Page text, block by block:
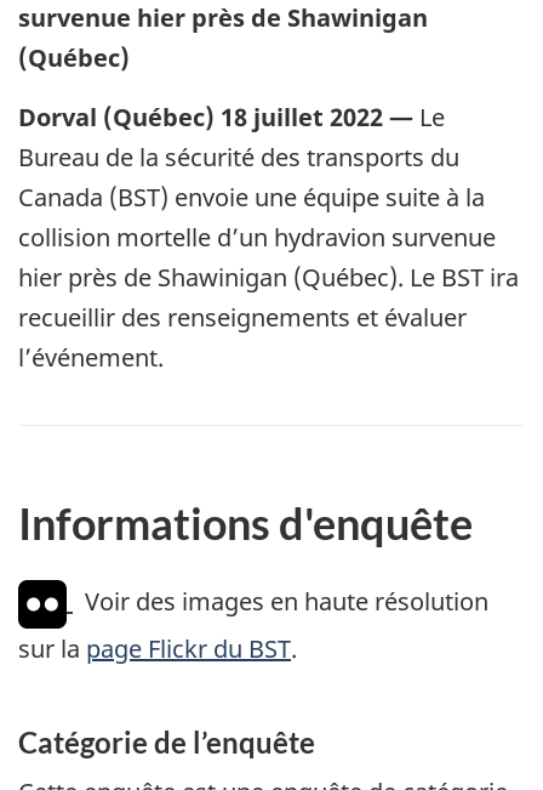
survenue hier près de Shawinigan
(Québec)
Dorval (Québec) 18 juillet 2022 — Le
Bureau de la sécurité des transports du
Canada (BST) envoie une équipe suite à la
collision mortelle d’un hydravion survenue
hier près de Shawinigan (Québec). Le BST ira
recueillir des renseignements et évaluer
l’événement.
Informations d'enquête
Voir des images en haute résolution
sur la page Flickr du BST.
Catégorie de l’enquête